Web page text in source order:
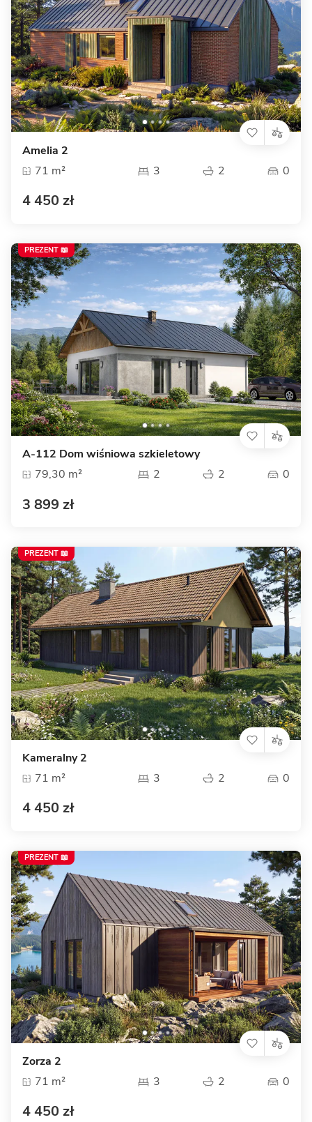
Amelia 2
71 m²
3 2 0
4 450 zł
A-112 Dom wiśniowa szkieletowy
79,30 m²
2 2 0
3 899 zł
PREZENT 📖
Kameralny 2
71 m²
3 2 0
4 450 zł
PREZENT 📖
Zorza 2
71 m²
3 2 0
4 450 zł
PREZENT 📖